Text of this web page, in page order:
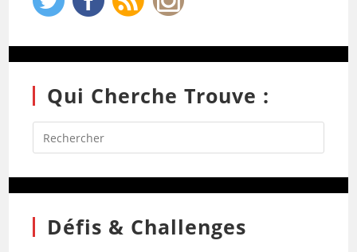
Qui Cherche Trouve :
Défis & Challenges